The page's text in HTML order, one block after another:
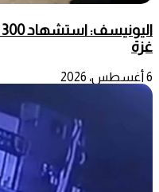
غزة
6 أغسطس، 2026